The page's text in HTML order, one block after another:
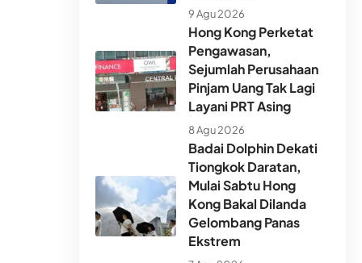
9 Agu 2026
Hong Kong Perketat
Pengawasan,
Sejumlah Perusahaan
Pinjam Uang Tak Lagi
Layani PRT Asing
8 Agu 2026
Badai Dolphin Dekati
Tiongkok Daratan,
Mulai Sabtu Hong
Kong Bakal Dilanda
Gelombang Panas
Ekstrem